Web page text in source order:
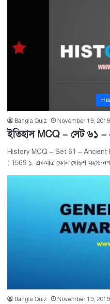
Bangla Quiz November 19, 2019
ইতিহাস MCQ – সেট ৬১ –
History MCQ – Set 61 –
: 1569 ১. একমাত্র কোন ষোড়শ
Bangla Quiz November 19, 2019